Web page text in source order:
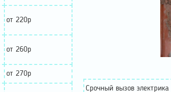
от 220р
от 260р
от 270р
Срочный вызов электрика